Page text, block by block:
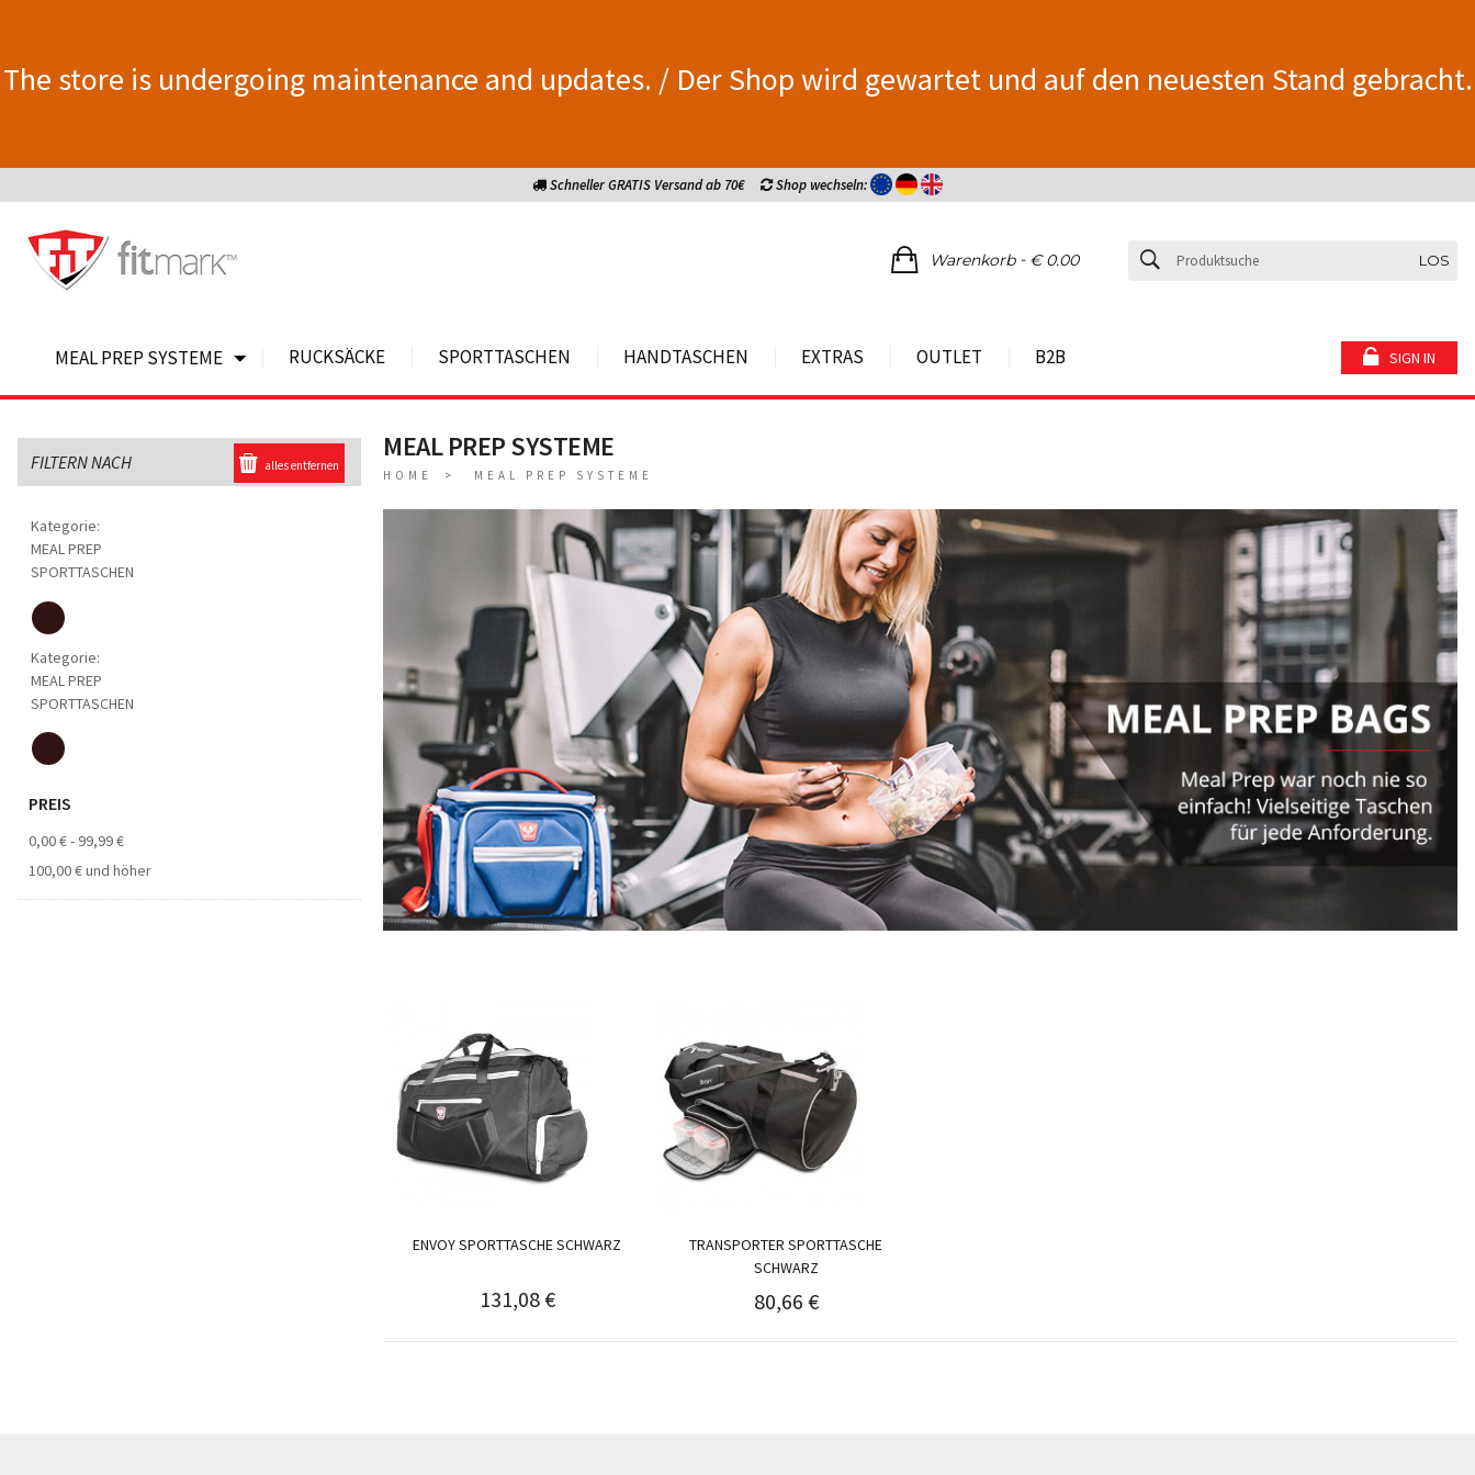
The store is undergoing maintenance and updates. / Der Shop wird gewartet und auf den neuesten Stand gebracht.
Schneller GRATIS Versand ab 70€ Shop wechseln:
LOS
Warenkorb- € 0.00
MEAL PREP SYSTEME RUCKSÄCKE SPORTTASCHEN HANDTASCHEN EXTRAS OUTLET B2B SIGN IN
MEAL PREP SYSTEME
HOME MEAL PREP SYSTEME
ENVOY SPORTTASCHE SCHWARZ
131,08 €
TRANSPORTER SPORTTASCHE
SCHWARZ
80,66 €
FILTERN NACH
Kategorie:
MEAL PREP
SPORTTASCHEN
Kategorie:
MEAL PREP
SPORTTASCHEN
alles entfernen
PREIS
0,00 €- 99,99 €
100,00 €und höher